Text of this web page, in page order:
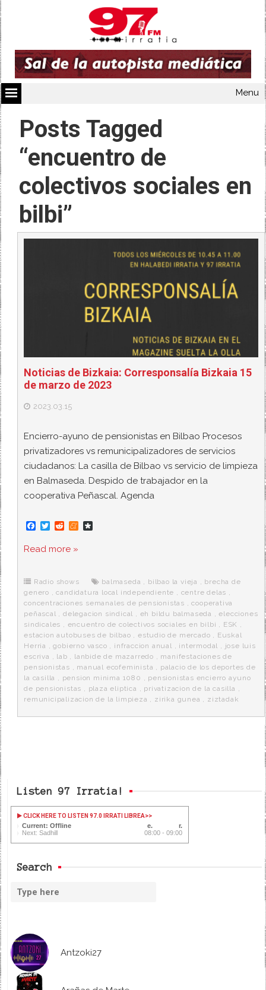
Menu
Posts Tagged
“encuentro de
colectivos sociales en
bilbi”
Noticias de Bizkaia: Corresponsalía Bizkaia 15
de marzo de 2023
2023.03.15
Encierro-ayuno de pensionistas en Bilbao Procesos
privatizadores vs remunicipalizadores de servicios
ciudadanos: La casilla de Bilbao vs servicio de limpieza
en Balmaseda. Despido de trabajador en la
cooperativa Peñascal. Agenda
F
c
e
o
k
T
i
t
r
R
d
d
M
e
r
a
Read more »
Radio shows balmaseda , bilbao la vieja , brecha de
genero ,candidatura local independiente , centre delas ,
concentraciones semanales de pensionistas ,cooperativa
peñascal ,delegacion sindical , eh bildu balmaseda ,elecciones
sindicales , encuentro de colectivos sociales en bilbi , ESK ,
estacion autobuses de bilbao ,estudio de mercado , Euskal
Herria ,gobierno vasco , infraccion anual , intermodal , jose luis
escriva , lab , lanbide de mazarredo , manifestaciones de
pensionistas , manual ecofeminista , palacio de los deportes de
la casilla , pension minima 1080 , pensionistas encierro ayuno
de pensionistas , plaza eliptica , privatizacion de la casilla ,
remunicipalizacion de la limpieza , zirika gunea , ziztadak
Listen 97 Irratia!
CLICK HERE TO LISTEN 97.0 IRRATI LIBREA>>
Current: Offline
Next: Sadhill
08:00 - 09:00
Search
Antzoki27